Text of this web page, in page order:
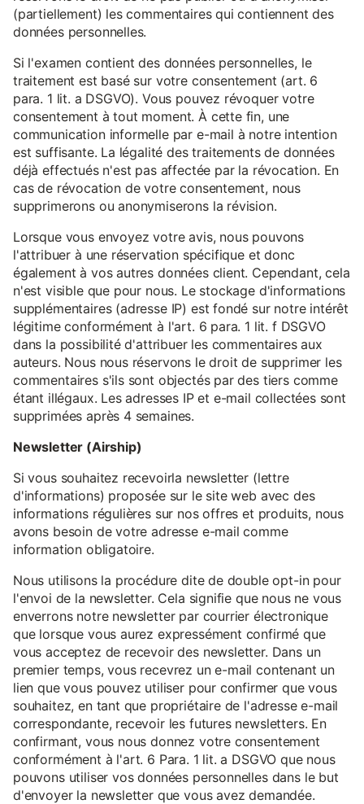
(partiellement) les commentaires qui contiennent des
données personnelles.
Si l'examen contient des données personnelles, le
traitement est basé sur votre consentement (art. 6
para. 1 lit. a DSGVO). Vous pouvez révoquer votre
consentement à tout moment. À cette fin, une
communication informelle par e-mail à notre intention
est suffisante. La légalité des traitements de données
déjà effectués n'est pas affectée par la révocation. En
cas de révocation de votre consentement, nous
supprimerons ou anonymiserons la révision.
Lorsque vous envoyez votre avis, nous pouvons
l'attribuer à une réservation spécifique et donc
également à vos autres données client. Cependant, cela
n'est visible que pour nous. Le stockage d'informations
supplémentaires (adresse IP) est fondé sur notre intérêt
légitime conformément à l'art. 6 para. 1 lit. f DSGVO
dans la possibilité d'attribuer les commentaires aux
auteurs. Nous nous réservons le droit de supprimer les
commentaires s'ils sont objectés par des tiers comme
étant illégaux. Les adresses IP et e-mail collectées sont
supprimées après 4 semaines.
Newsletter (Airship)
Si vous souhaitez recevoirla newsletter (lettre
d'informations) proposée sur le site web avec des
informations régulières sur nos offres et produits, nous
avons besoin de votre adresse e-mail comme
information obligatoire.
Nous utilisons la procédure dite de double opt-in pour
l'envoi de la newsletter. Cela signifie que nous ne vous
enverrons notre newsletter par courrier électronique
que lorsque vous aurez expressément confirmé que
vous acceptez de recevoir des newsletter. Dans un
premier temps, vous recevrez un e-mail contenant un
lien que vous pouvez utiliser pour confirmer que vous
souhaitez, en tant que propriétaire de l'adresse e-mail
correspondante, recevoir les futures newsletters. En
confirmant, vous nous donnez votre consentement
conformément à l'art. 6 Para. 1 lit. a DSGVO que nous
pouvons utiliser vos données personnelles dans le but
d'envoyer la newsletter que vous avez demandée.